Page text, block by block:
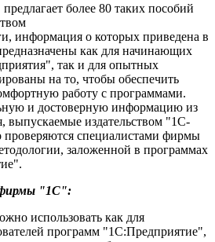
более 80 таких пособий
информация о которых приведена в
как для начинающих
так и для опытных
на то, чтобы обеспечить
работу с программами.
и достоверную информацию из
выпускаемые издательством "1С-
специалистами фирмы
заложенной в программах
"1С":
использовать как для
программ "1С:Предприятие",